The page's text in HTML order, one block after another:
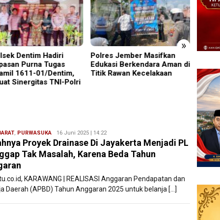
»
Jember Masifkan
Berkendara Aman di
Kecelakaan
‎UNESA Gelar ICAPSTURE
2026 di Sarangan, Wabup
Magetan Beri Apresiasi
, PURWASUKA Ryan
Karawang
16 Juni 2025 | 14:22
Proyek Drainase Di Jayakerta Menjadi PL
Tak Masalah, Karena Beda Tahun
KARAWANG | REALISASI Anggaran Pendapatan dan
Daerah (APBD) Tahun Anggaran 2025 untuk belanja […]